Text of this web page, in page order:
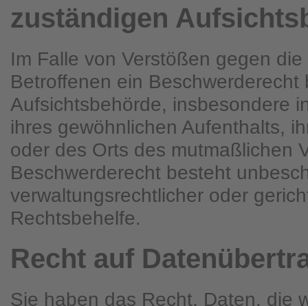
zuständigen
Im Falle von Verstößen gegen
Betroffenen ein Beschwerderecht
Aufsichtsbehörde, insbesondere
ihres gewöhnlichen Aufenthalts,
oder des Orts des mutmaßlichen
Beschwerderecht besteht
verwaltungsrechtlicher oder
Rechtsbehelfe.
Recht auf
Sie haben das Recht, Daten, die